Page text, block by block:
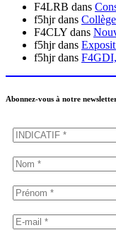
F4LRB dans
f5hjrdans
F4CLY dans
f5hjrdans
f5hjrdans
Abonnez-vous à notre